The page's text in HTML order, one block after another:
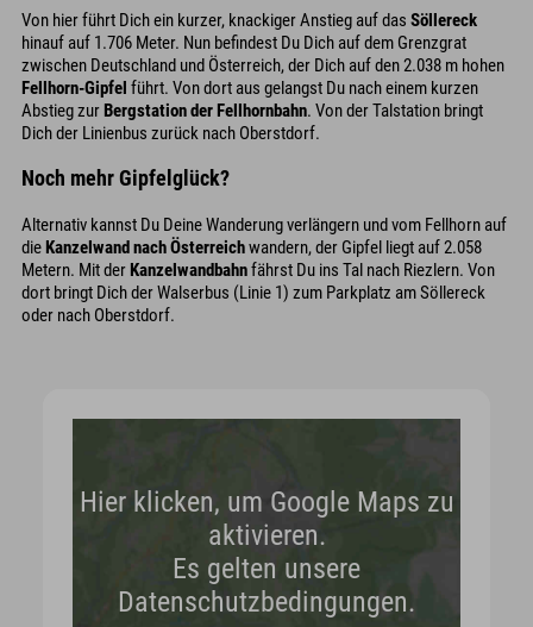
Von hier führt Dich ein kurzer, knackiger Anstieg auf das Söllereck
hinauf auf 1.706 Meter. Nun befindest Du Dich auf dem Grenzgrat
zwischen Deutschland und Österreich, der Dich auf den 2.038 m hohen
Fellhorn-Gipfel führt. Von dort aus gelangst Du nach einem kurzen
Abstieg zurBergstation der Fellhornbahn. Von der Talstation bringt
Dich der Linienbus zurück nach Oberstdorf.
Noch mehr Gipfelglück?
Alternativ kannst Du Deine Wanderung verlängern und vom Fellhorn auf
dieKanzelwand nach Österreichwandern, der Gipfel liegt auf 2.058
Metern. Mit derKanzelwandbahnfährst Du ins Tal nach Riezlern. Von
dort bringt Dich der Walserbus (Linie 1) zum Parkplatz am Söllereck
oder nach Oberstdorf.
Hier klicken, um Google Maps zu
aktivieren.
Es gelten unsere
Datenschutzbedingungen.